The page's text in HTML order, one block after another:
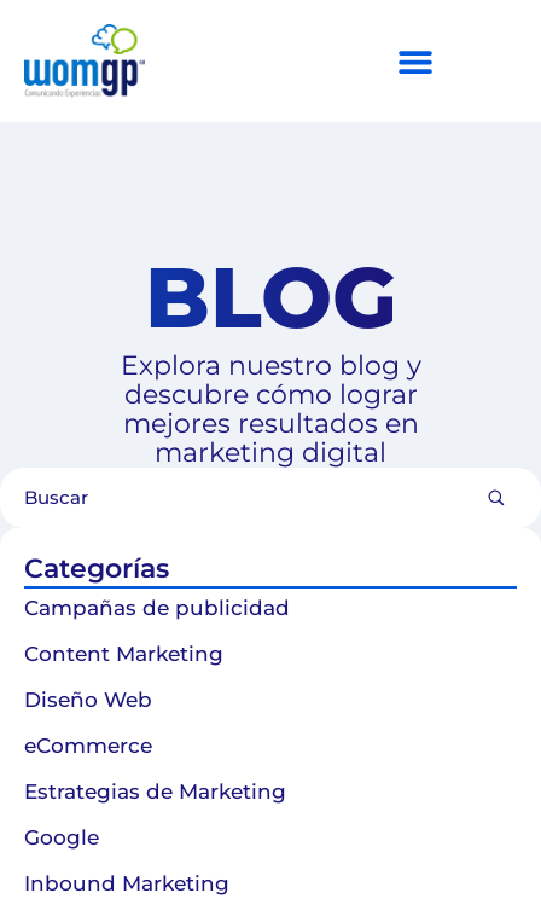
BLOG
Explora nuestro blog y
descubre cómo lograr
mejores resultados en
marketing digital
Categorías
Campañas de publicidad
Content Marketing
Diseño Web
eCommerce
Estrategias de Marketing
Google
Inbound Marketing